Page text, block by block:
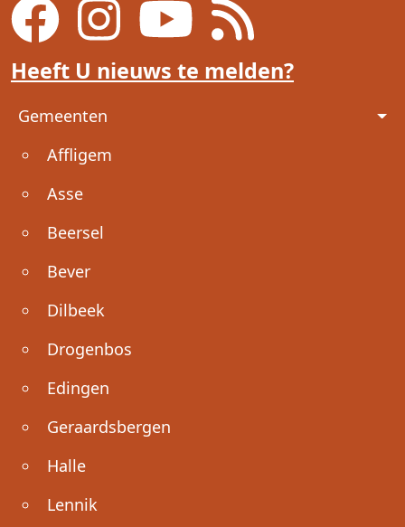
Heeft U nieuws te melden?
Voet
Gemeenten
Affligem
Asse
Beersel
Bever
Dilbeek
Drogenbos
Edingen
Geraardsbergen
Halle
Lennik